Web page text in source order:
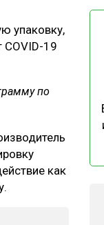
ТЕХНОЛОГИИ
КАЛЕНДАРЬ
упаковку,
COVID-19
по
как